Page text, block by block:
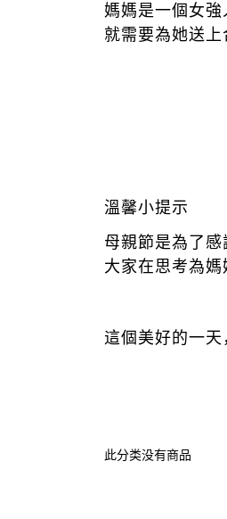
媽媽是一個女
就需要為她送
溫馨小提示
母親節是為了
大家在思考為媽
這個美好的一
此分类没有商品